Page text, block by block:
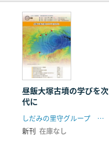
昼飯大塚古墳の学びを次
代に
しだみの里守グループ 東海古墳時代研究会
新刊 在庫なし